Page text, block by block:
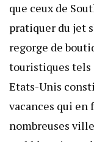
que ceux de
pratiquer du jet
regorge de
touristiques tels
Etats-Unis
vacances qui en
nombreuses